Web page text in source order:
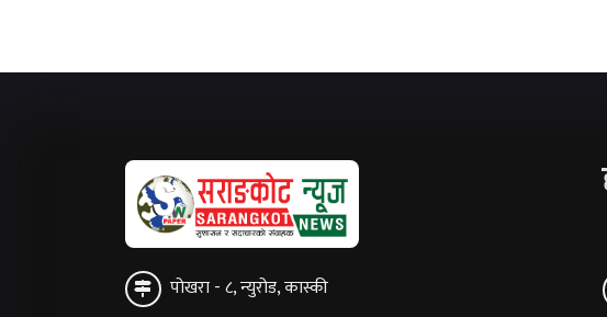
पोखरा - ८, न्युरोड, कास्की